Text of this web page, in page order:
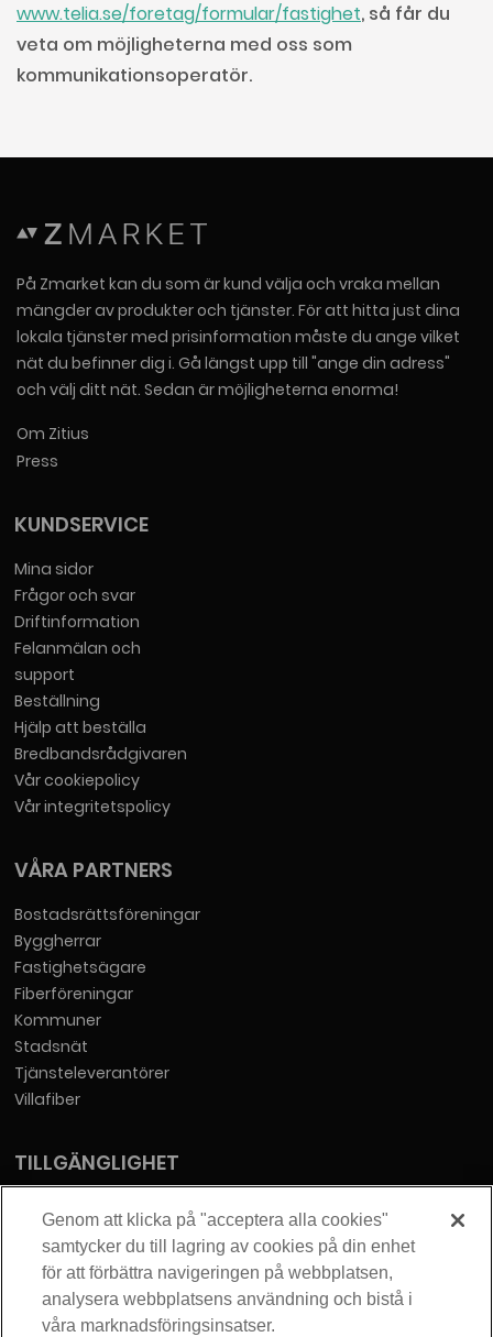
www.telia.se/foretag/formular/fastighet, så får du
veta om möjligheterna med oss som
kommunikationsoperatör.
På Zmarket kan du som är kund välja och vraka mellan
mängder av produkter och tjänster. För att hitta just dina
lokala tjänster med prisinformation måste du ange vilket
nät du befinner dig i. Gå längst upp till "ange din adress"
och välj ditt nät. Sedan är möjligheterna enorma!
Om Zitius
Press
KUNDSERVICE
Mina sidor
Frågor och svar
Driftinformation
Felanmälan och
support
Beställning
Hjälp att beställa
Bredbandsrådgivaren
Vår cookiepolicy
Vår integritetspolicy
VÅRA PARTNERS
Bostadsrättsföreningar
Byggherrar
Fastighetsägare
Fiberföreningar
Kommuner
Stadsnät
Tjänsteleverantörer
Villafiber
TILLGÄNGLIGHET
Tillgänglighetsredogörelse
KONTAKT
Telia Sverige AB
Genom att klicka på "acceptera alla cookies"
samtycker du till lagring av cookies på din enhet
för att förbättra navigeringen på webbplatsen,
analysera webbplatsens användning och bistå i
våra marknadsföringsinsatser.